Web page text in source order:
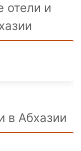
отели и
в Абхазии